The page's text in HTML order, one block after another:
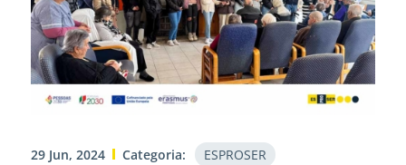
29 Jun, 2024 Categoria: ESPROSER